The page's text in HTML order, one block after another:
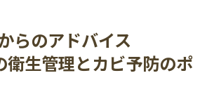
らのアドバイス
衛生管理とカビ予防のポ